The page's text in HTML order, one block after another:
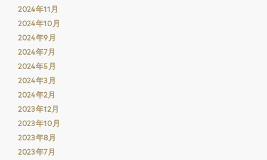
2024年11月
2024年10月
2024年9月
2024年7月
2024年5月
2024年3月
2024年2月
2023年12月
2023年10月
2023年8月
2023年7月